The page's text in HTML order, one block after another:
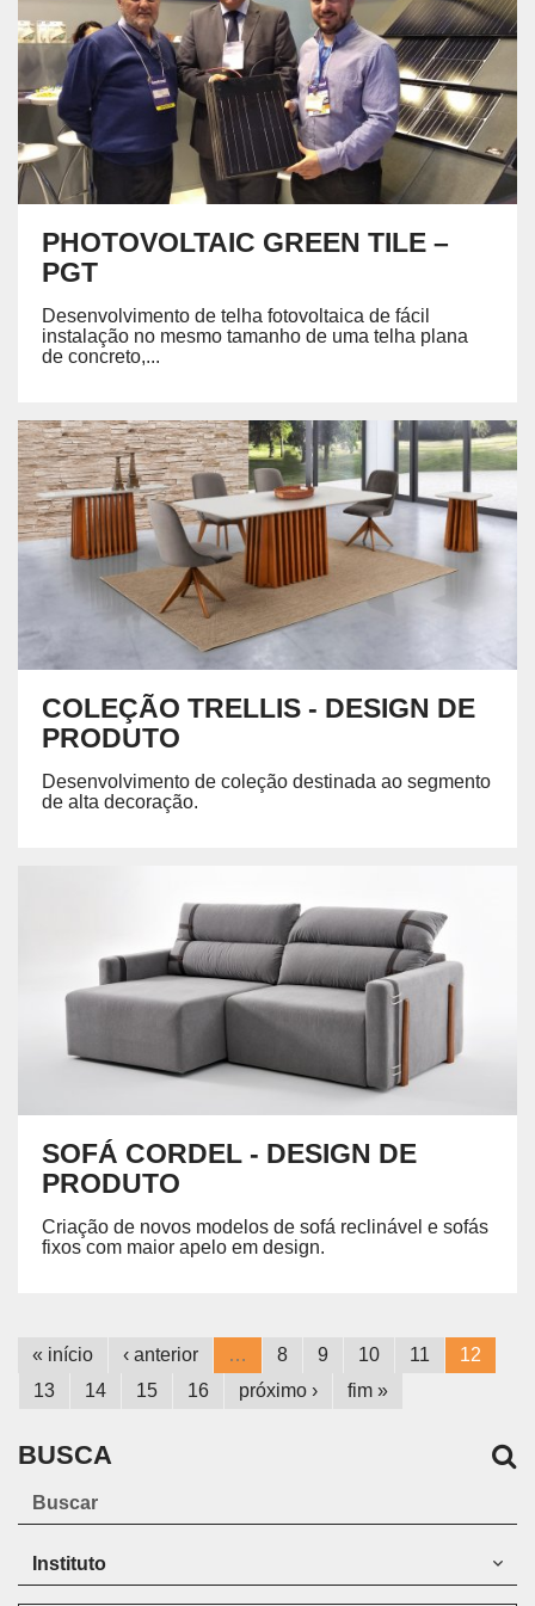
PHOTOVOLTAIC GREEN TILE –
PGT
Desenvolvimento de telha fotovoltaica de fácil
instalação no mesmo tamanho de uma telha plana
de concreto,...
COLEÇÃO TRELLIS - DESIGN DE
PRODUTO
Desenvolvimento de coleção destinada ao segmento
de alta decoração.
SOFÁ CORDEL - DESIGN DE
PRODUTO
Criação de novos modelos de sofá reclinável e sofás
fixos com maior apelo em design.
« início ‹ anterior … 8 9 10 11
12
13
14 15 16 próximo › fim »
BUSCA